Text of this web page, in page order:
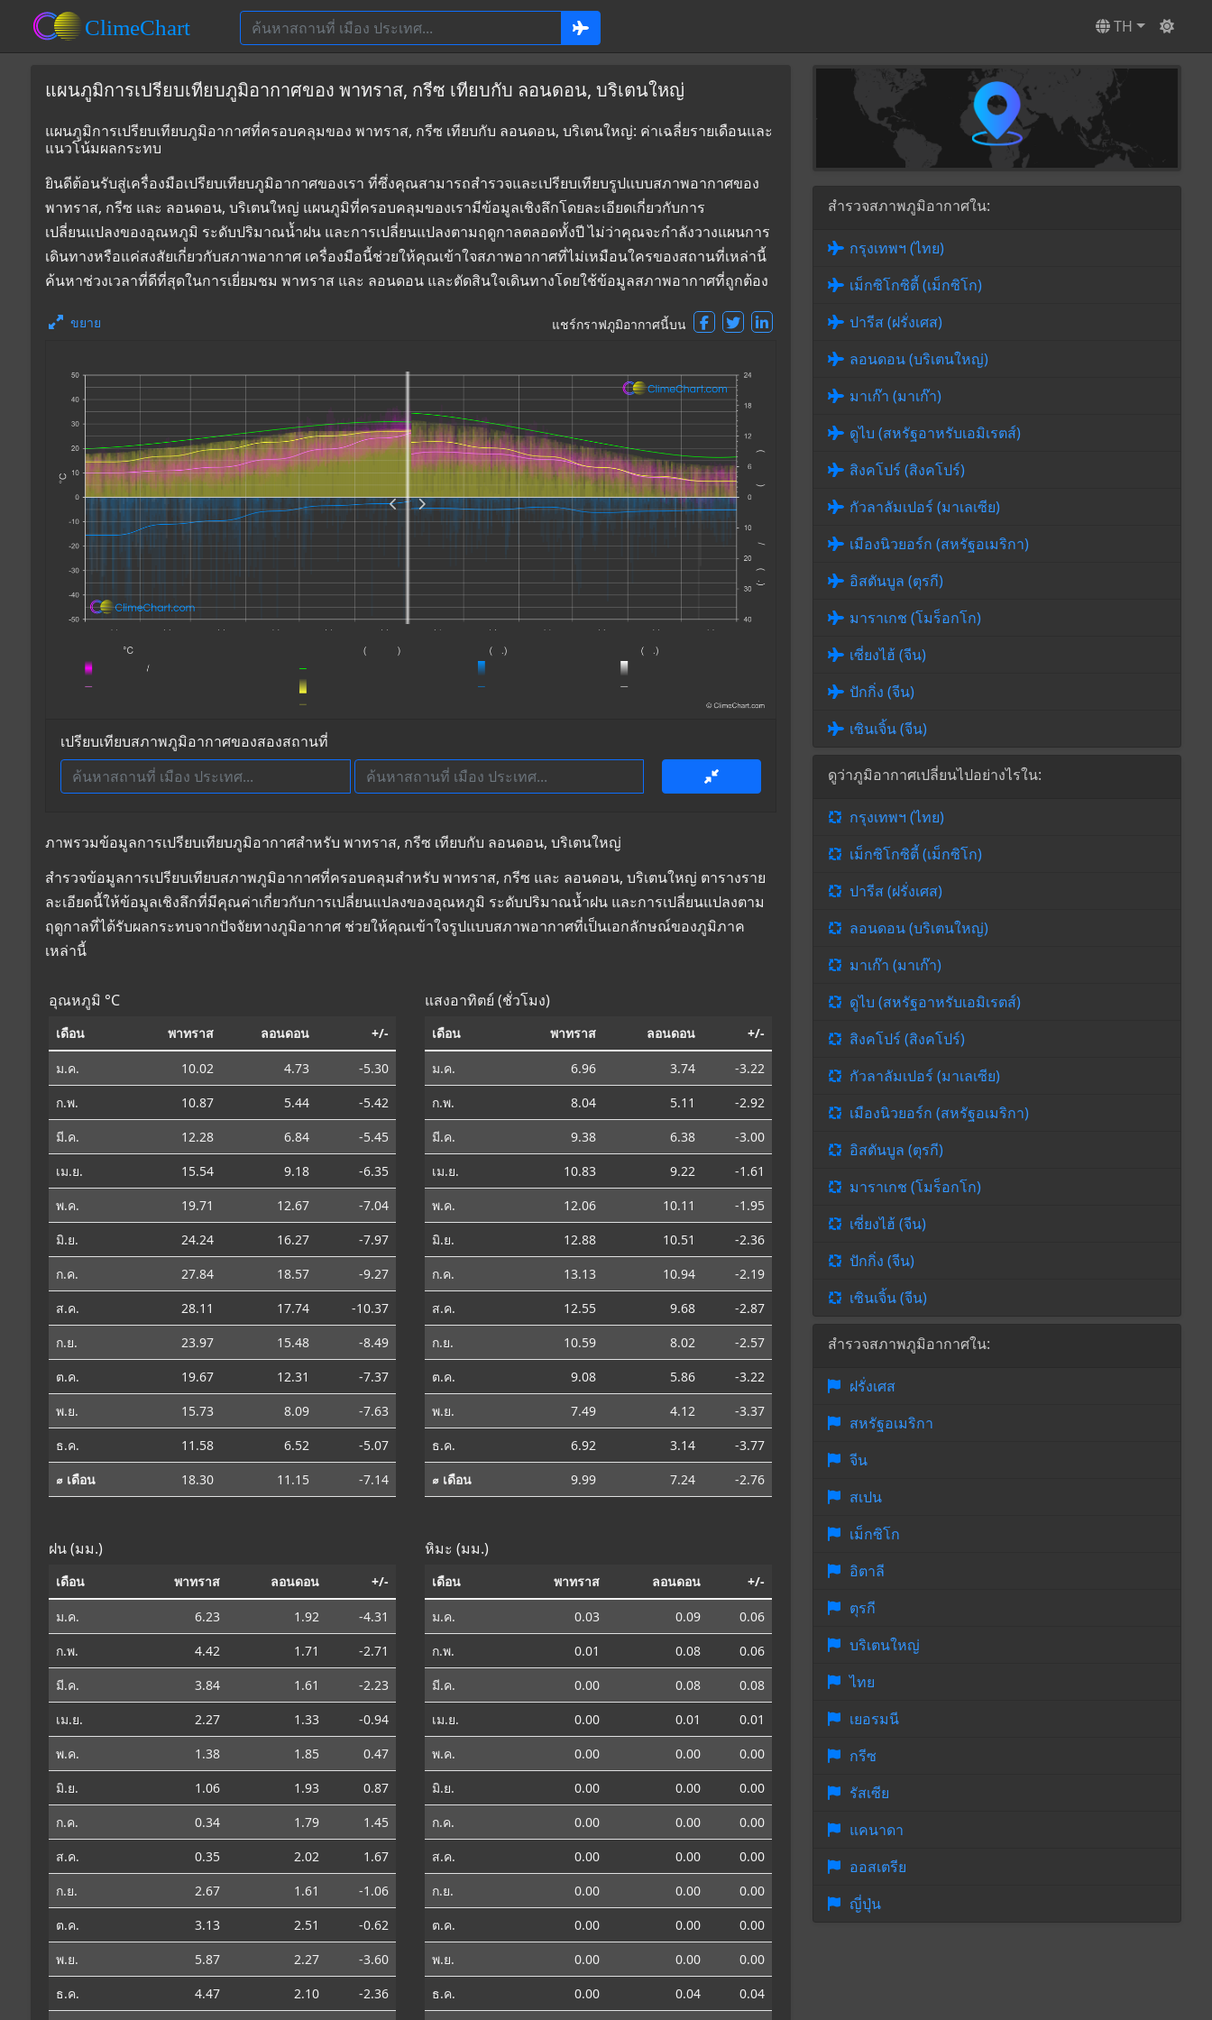
TH
แผนภูมิการเปรียบเทียบภูมิอากาศของ พาทราส, กรีซ เทียบกับ ลอนดอน, บริเตนใหญ่
แผนภูมิการเปรียบเทียบภูมิอากาศที่ครอบคลุมของ พาทราส, กรีซ เทียบกับ ลอนดอน, บริเตนใหญ่: ค่าเฉลี่ยรายเดือนและ
แนวโน้มผลกระทบ
ยินดีต้อนรับสู่เครื่องมือเปรียบเทียบภูมิอากาศของเรา ที่ซึ่งคุณสามารถสำรวจและเปรียบเทียบรูปแบบสภาพอากาศของ
พาทราส, กรีซ และ ลอนดอน, บริเตนใหญ่ แผนภูมิที่ครอบคลุมของเรามีข้อมูลเชิงลึกโดยละเอียดเกี่ยวกับการ
เปลี่ยนแปลงของอุณหภูมิ ระดับปริมาณน้ำฝน และการเปลี่ยนแปลงตามฤดูกาลตลอดทั้งปี ไม่ว่าคุณจะกำลังวางแผนการ
เดินทางหรือแค่สงสัยเกี่ยวกับสภาพอากาศ เครื่องมือนี้ช่วยให้คุณเข้าใจสภาพอากาศที่ไม่เหมือนใครของสถานที่เหล่านี้
ค้นหาช่วงเวลาที่ดีที่สุดในการเยี่ยมชม พาทราส และ ลอนดอน และตัดสินใจเดินทางโดยใช้ข้อมูลสภาพอากาศที่ถูกต้อง
ขยาย แชร์กราฟภูมิอากาศนี้บน
เปรียบเทียบสภาพภูมิอากาศของสองสถานที่
ภาพรวมข้อมูลการเปรียบเทียบภูมิอากาศสำหรับ พาทราส, กรีซ เทียบกับ ลอนดอน, บริเตนใหญ่
สำรวจข้อมูลการเปรียบเทียบสภาพภูมิอากาศที่ครอบคลุมสำหรับ พาทราส, กรีซ และ ลอนดอน, บริเตนใหญ่ ตารางราย
ละเอียดนี้ให้ข้อมูลเชิงลึกที่มีคุณค่าเกี่ยวกับการเปลี่ยนแปลงของอุณหภูมิ ระดับปริมาณน้ำฝน และการเปลี่ยนแปลงตาม
ฤดูกาลที่ได้รับผลกระทบจากปัจจัยทางภูมิอากาศ ช่วยให้คุณเข้าใจรูปแบบสภาพอากาศที่เป็นเอกลักษณ์ของภูมิภาค
เหล่านี้
อุณหภูมิ °C
เดือน พาทราส ลอนดอน +/-
ม.ค. 10.02 4.73
-5.30
ก.พ.
10.87 5.44
-5.42
มี.ค.
12.28 6.84
-5.45
เม.ย.
15.54 9.18
-6.35
พ.ค.
19.71 12.67
-7.04
มิ.ย.
24.24 16.27
-7.97
ก.ค.
27.84 18.57
-9.27
ส.ค.
28.11 17.74
-10.37
ก.ย.
23.97 15.48
-8.49
ต.ค.
19.67 12.31
-7.37
พ.ย.
15.73 8.09
-7.63
ธ.ค.
11.58 6.52
-5.07
⌀ เดือน
18.30 11.15 -7.14
แสงอาทิตย์ (ชั่วโมง)
เดือน พาทราส ลอนดอน +/-
ม.ค. 6.96 3.74
-3.22
ก.พ.
8.04 5.11
-2.92
มี.ค.
9.38 6.38
-3.00
เม.ย.
10.83 9.22
-1.61
พ.ค.
12.06 10.11
-1.95
มิ.ย.
12.88 10.51
-2.36
ก.ค.
13.13 10.94
-2.19
ส.ค.
12.55 9.68
-2.87
ก.ย.
10.59 8.02
-2.57
ต.ค.
9.08 5.86
-3.22
พ.ย.
7.49 4.12
-3.37
ธ.ค.
6.92 3.14
-3.77
⌀ เดือน
9.99 7.24 -2.76
ฝน (มม.)
เดือน พาทราส ลอนดอน +/-
ม.ค. 6.23 1.92
-4.31
ก.พ.
4.42 1.71
-2.71
มี.ค.
3.84 1.61
-2.23
เม.ย.
2.27 1.33
-0.94
พ.ค.
1.38 1.85
0.47
มิ.ย.
1.06 1.93
0.87
ก.ค.
0.34 1.79
1.45
ส.ค.
0.35 2.02
1.67
ก.ย.
2.67 1.61
-1.06
ต.ค.
3.13 2.51
-0.62
พ.ย.
5.87 2.27
-3.60
ธ.ค.
4.47 2.10
-2.36
หิมะ (มม.)
เดือน พาทราส ลอนดอน +/-
ม.ค. 0.03 0.09
0.06
ก.พ.
0.01 0.08
0.06
มี.ค.
0.00 0.08
0.08
เม.ย.
0.00 0.01
0.01
พ.ค.
0.00 0.00
0.00
มิ.ย.
0.00 0.00
0.00
ก.ค.
0.00 0.00
0.00
ส.ค.
0.00 0.00
0.00
ก.ย.
0.00 0.00
0.00
ต.ค.
0.00 0.00
0.00
พ.ย.
0.00 0.00
0.00
ธ.ค.
0.00 0.04
0.04
สำรวจสภาพภูมิอากาศใน:
กรุงเทพฯ (ไทย)
เม็กซิโกซิตี้ (เม็กซิโก)
ปารีส (ฝรั่งเศส)
ลอนดอน (บริเตนใหญ่)
มาเก๊า (มาเก๊า)
ดูไบ (สหรัฐอาหรับเอมิเรตส์)
สิงคโปร์ (สิงคโปร์)
กัวลาลัมเปอร์ (มาเลเซีย)
เมืองนิวยอร์ก (สหรัฐอเมริกา)
อิสตันบูล (ตุรกี)
มาราเกช (โมร็อกโก)
เซี่ยงไฮ้ (จีน)
ปักกิ่ง (จีน)
เซินเจิ้น (จีน)
ดูว่าภูมิอากาศเปลี่ยนไปอย่างไรใน:
กรุงเทพฯ (ไทย)
เม็กซิโกซิตี้ (เม็กซิโก)
ปารีส (ฝรั่งเศส)
ลอนดอน (บริเตนใหญ่)
มาเก๊า (มาเก๊า)
ดูไบ (สหรัฐอาหรับเอมิเรตส์)
สิงคโปร์ (สิงคโปร์)
กัวลาลัมเปอร์ (มาเลเซีย)
เมืองนิวยอร์ก (สหรัฐอเมริกา)
อิสตันบูล (ตุรกี)
มาราเกช (โมร็อกโก)
เซี่ยงไฮ้ (จีน)
ปักกิ่ง (จีน)
เซินเจิ้น (จีน)
สำรวจสภาพภูมิอากาศใน:
ฝรั่งเศส
สหรัฐอเมริกา
จีน
สเปน
เม็กซิโก
อิตาลี
ตุรกี
บริเตนใหญ่
ไทย
เยอรมนี
กรีซ
รัสเซีย
แคนาดา
ออสเตรีย
ญี่ปุ่น